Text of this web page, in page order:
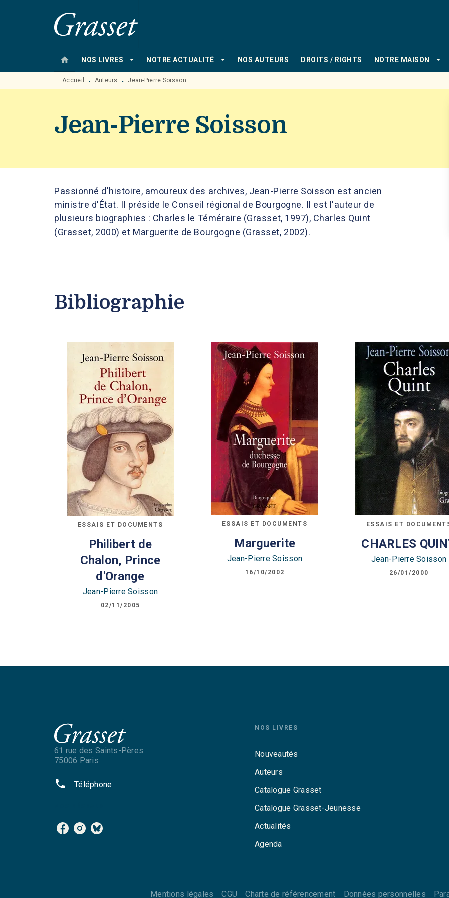
MENU RECHERCHE
home NOS LIVRES arrow_drop_down NOTRE ACTUALITÉ arrow_drop_down NOS AUTEURS DROITS / RIGHTS NOTRE MAISON arrow_drop_down
Accueil • Auteurs • Jean-Pierre Soisson
Jean-Pierre Soisson
Passionné d'histoire, amoureux des archives, Jean-Pierre Soisson est ancien
ministre d'État. Il préside le Conseil régional de Bourgogne. Il est l'auteur de
plusieurs biographies : Charles le Téméraire (Grasset, 1997), Charles Quint
(Grasset, 2000) et Marguerite de Bourgogne (Grasset, 2002).
Bibliographie
ESSAIS ET DOCUMENTS
Philibert de
Chalon, Prince
d'Orange
Jean-Pierre Soisson
02/11/2005
ESSAIS ET DOCUMENTS
Marguerite
Jean-Pierre Soisson
16/10/2002
ESSAIS ET
CHARLES
Jean-Pierre Soisson
26/01/2000
61 rue des Saints-Pères
75006 Paris
phone Téléphone
NOS LIVRES
Nouveautés
Auteurs
Catalogue Grasset
Catalogue Grasset-Jeunesse
Actualités
Agenda
Mentions légales CGU Charte de référencement Données personnelles